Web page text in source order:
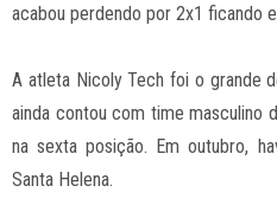
acabou perdendo por 2x1 ficando
A atleta Nicoly Tech foi o grande
ainda contou com time masculino
na sexta posição. Em outubro,
Santa Helena.